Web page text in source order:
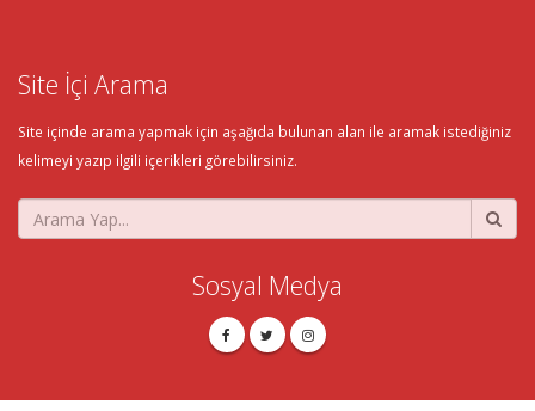
Site İçi Arama
Site içinde arama yapmak için aşağıda bulunan alan ile aramak istediğiniz
kelimeyi yazıp ilgili içerikleri görebilirsiniz.
Sosyal Medya